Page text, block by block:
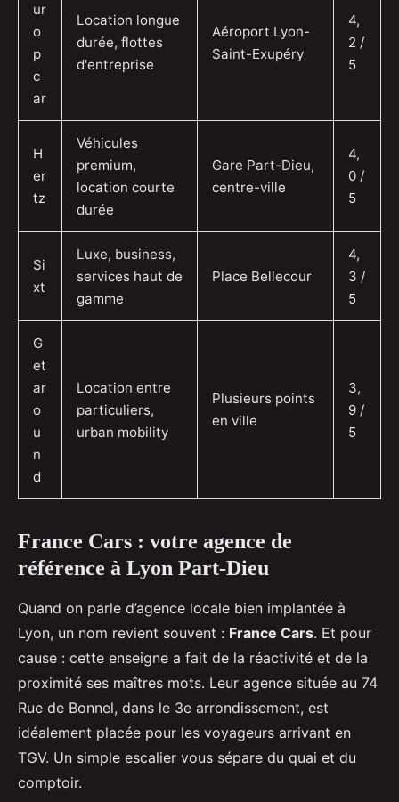
ur
o
p
c
ar
Location longue
durée, flottes
d'entreprise
Aéroport Lyon-
Saint-Exupéry
4,
2 /
5
H
er
tz
Véhicules
premium,
location courte
durée
Gare Part-Dieu,
centre-ville
4,
0 /
5
Si
xt
Luxe, business,
services haut de
gamme
Place Bellecour
4,
3 /
5
G
et
ar
o
u
n
d
Location entre
particuliers,
urban mobility
Plusieurs points
en ville
3,
9 /
5
France Cars : votre agence de
référence à Lyon Part-Dieu
Quand on parle d’agence locale bien implantée à
Lyon, un nom revient souvent : France Cars. Et pour
cause : cette enseigne a fait de la réactivité et de la
proximité ses maîtres mots. Leur agence située au 74
Rue de Bonnel, dans le 3e arrondissement, est
idéalement placée pour les voyageurs arrivant en
TGV. Un simple escalier vous sépare du quai et du
comptoir.